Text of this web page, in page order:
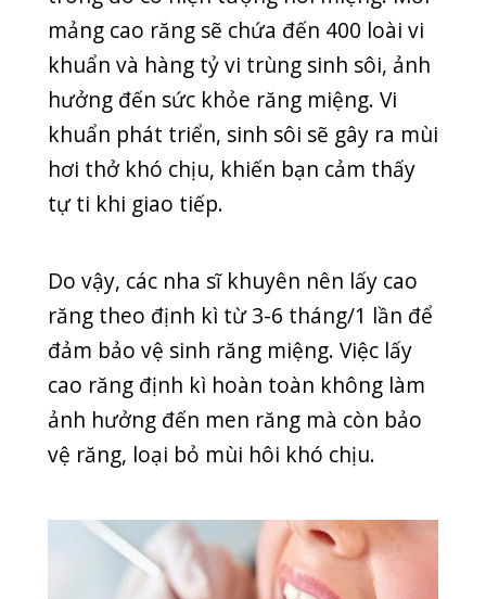
bảo phục vụ tốt nhất.
Đặc biệt, hiện nay, phòng khám đa
khoa quốc tế Quang Thanh đang có
chương trình ưu đãi khách hàng lên
đến 50% cho nhiều dịch vụ khám chữa
và thẩm mỹ răng hàm mặt. Hãy truy
cập link
https://bitly.com.vn/4vUW1
nhận được ưu đãi và tư vấn, hỗ trợ
nhanh chóng nhất.
TIN MỚI
DENTAL CLINIC